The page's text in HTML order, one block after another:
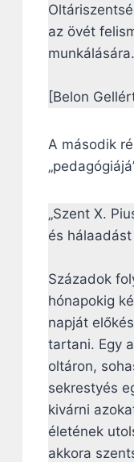
az övét
[Belon
A második
„Szent X.
és
Századok
hónapokig
napját
tartani. Egy
oltáron,
sekrestyés
kivárni
életének
akkora